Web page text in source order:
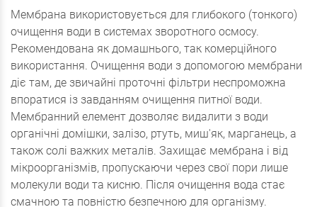
Мембрана використовується для глибокого (тонкого)
очищення води в системах зворотного осмосу.
Рекомендована як домашнього, так комерційного
використання. Очищення води з допомогою мембрани
діє там, де звичайні проточні фільтри неспроможна
впоратися із завданням очищення питної води.
Мембранний елемент дозволяє видалити з води
органічні домішки, залізо, ртуть, миш'як, марганець, а
також солі важких металів. Захищає мембрана і від
мікроорганізмів, пропускаючи через свої пори лише
молекули води та кисню. Після очищення вода стає
смачною та повністю безпечною для організму.